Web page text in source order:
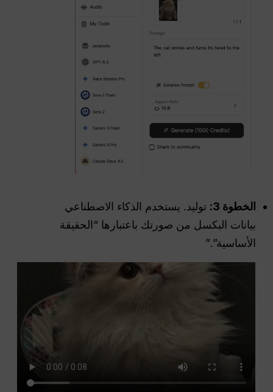
الخطوة 3:
توليد. يستخدم الذكاء الاصطناعي
بيانات البكسل من صورتك باعتبارها “الحقيقة
الأساسية”.”